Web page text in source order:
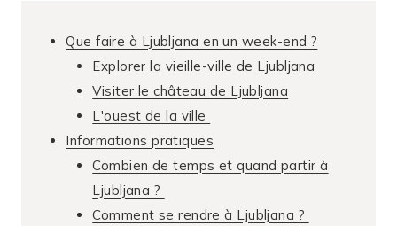
Que faire à Ljubljana en un week-end ?
Explorer la vieille-ville de Ljubljana
Visiter le château de Ljubljana
L'ouest de la ville
Informations pratiques
Combien de temps et quand partir à
Ljubljana ?
Comment se rendre à Ljubljana ?